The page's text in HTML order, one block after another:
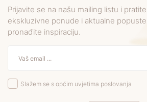
Prijavite se na našu mailing listu i
ekskluzivne ponude i aktualne
pronađite inspiraciju.
Slažem se s općim uvjetima poslovanja